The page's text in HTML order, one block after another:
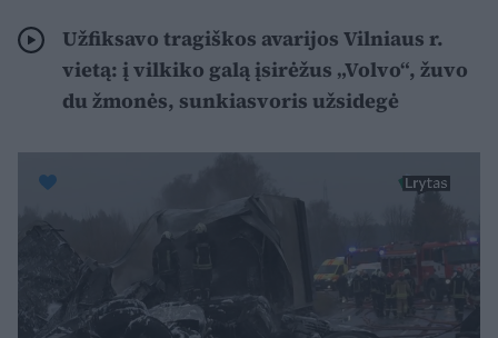
Užfiksavo tragiškos avarijos Vilniaus r.
vietą: į vilkiko galą įsirėžus „Volvo“, žuvo
du žmonės, sunkiasvoris užsidegė